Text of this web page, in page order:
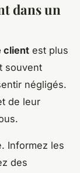
dans un
client est plus
souvent
négligés.
de leur
Informez les
des